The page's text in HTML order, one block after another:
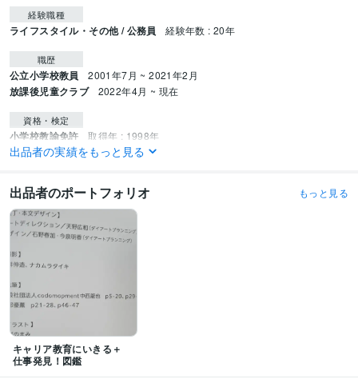
経験職種
ライフスタイル・その他 / 公務員 経験年数 : 20年
職歴
公立小学校教員 2001年7月 ~ 2021年2月
放課後児童クラブ 2022年4月 ~ 現在
資格・検定
小学校教諭免許 取得年 : 1998年
普通自動車第一種運転免許 取得年 : 1994年
ビジネス・クリエイティブツール
WordPress:5年Excel:20年PowerPoint:15年
Google Analytics:5年ChatGPT:2年
ビジネス代行・事務代行
学習指導・資格・キャリア相談
出品者の実績をもっと見る
出品者のポートフォリオ もっと見る
キャリア教育にいきる＋
仕事発見！図鑑